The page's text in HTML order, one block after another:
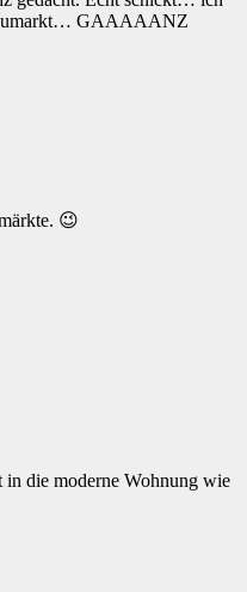
GAAAAANZ
😉
in die moderne Wohnung wie